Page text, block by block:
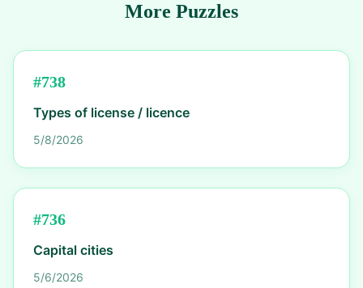
More Puzzles
#738
Types of license / licence
5/8/2026
#736
Capital cities
5/6/2026